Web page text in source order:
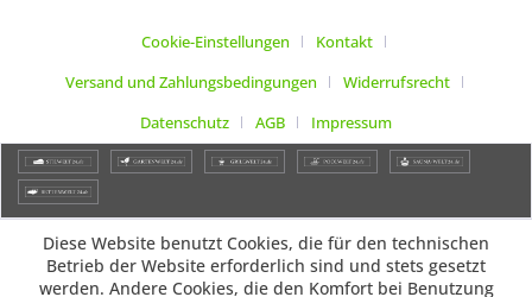
Cookie-Einstellungen
Kontakt
Versand und Zahlungsbedingungen
Widerrufsrecht
Datenschutz
AGB Impressum
Diese Website benutzt Cookies, die für den technischen
Betrieb der Website erforderlich sind und stets gesetzt
werden. Andere Cookies, die den Komfort bei Benutzung